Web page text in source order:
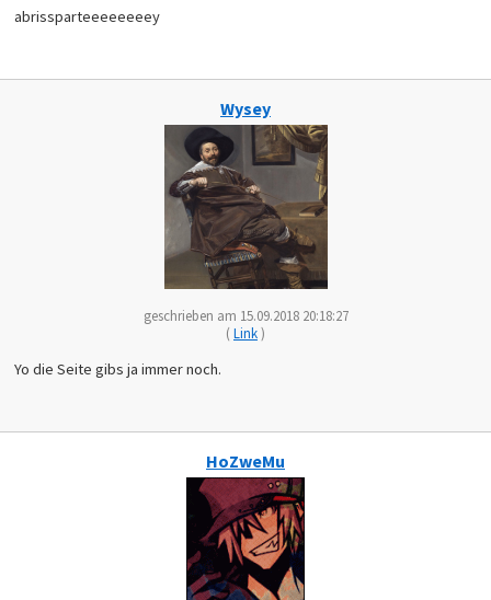
abrissparteeeeeeeey
Wysey
geschrieben am 15.09.2018 20:18:27
(Link)
Yo die Seite gibs ja immer noch.
HoZweMu